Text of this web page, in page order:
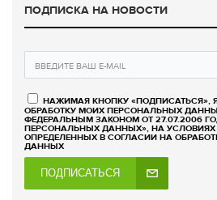
ПОДПИСКА НА НОВОСТИ
НАЖИМАЯ КНОПКУ «ПОДПИСАТЬСЯ»,
ОБРАБОТКУ МОИХ ПЕРСОНАЛЬНЫХ
ФЕДЕРАЛЬНЫМ ЗАКОНОМ ОТ 27.07.2006
ПЕРСОНАЛЬНЫХ ДАННЫХ», НА УСЛОВИЯХ
ОПРЕДЕЛЕННЫХ В СОГЛАСИИ НА
ДАННЫХ
ПОДПИСАТЬСЯ